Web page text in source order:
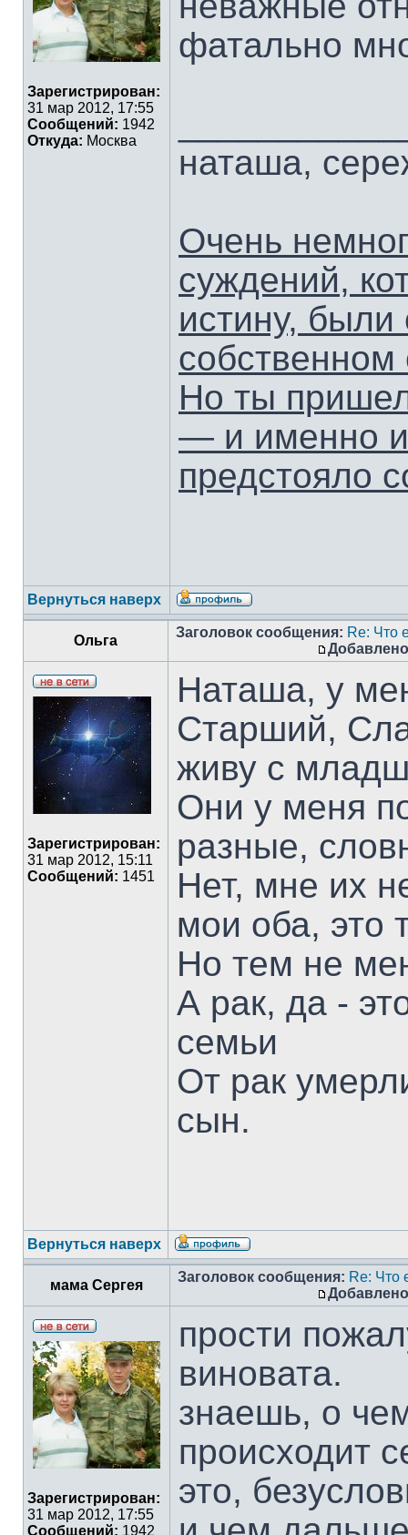
Зарегистрирован:
31 мар 2012, 17:55
Сообщений: 1942
Откуда: Москва
фатально
наташа,
Очень
суждений,
истину,
собственном
Но ты
— и именно
предстояло
Вернуться наверх
Ольга
Заголовок сообщения: Re: Что
Зарегистрирован:
31 мар 2012, 15:11
Сообщений: 1451
Наташа, у
Старший,
живу с
Они у меня
разные,
Нет, мне их
мои оба, это
Но тем не
А рак, да -
семьи
От рак
сын.
Вернуться наверх
мама Сергея
Заголовок сообщения: Re: Что
Зарегистрирован:
31 мар 2012, 17:55
Сообщений: 1942
прости
виновата.
знаешь, о
происходит
это,